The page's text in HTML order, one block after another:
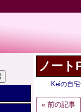
ノート
Keiの自
« 前の記事